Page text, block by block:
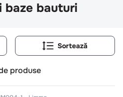
baze bauturi
produse